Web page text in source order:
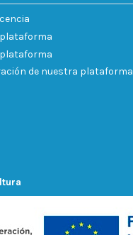
de nuestra plataforma